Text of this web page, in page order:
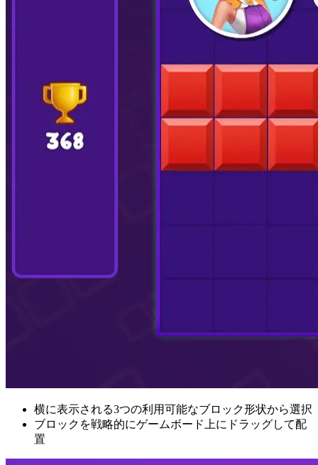
横に表示される3つの利用可能なブロック形状から選択
ブロックを戦略的にゲームボード上にドラッグして配
置